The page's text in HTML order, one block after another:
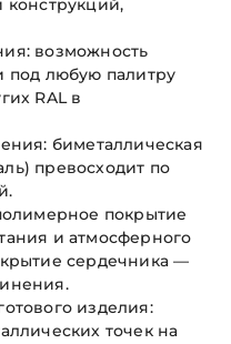
конструкций,
возможность
под любую палитру
RAL в
биметаллическая
превосходит по
покрытие
и атмосферного
сердечника —
изделия:
точек на